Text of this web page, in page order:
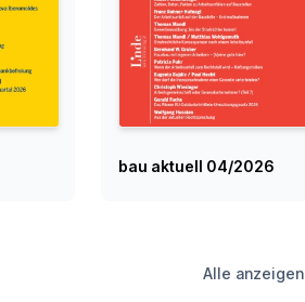
bau aktuell 04/2026
Alle anzeigen